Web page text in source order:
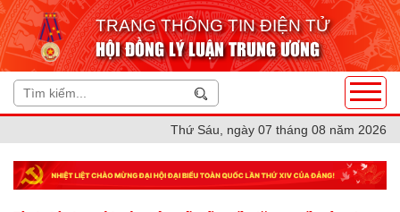
TRANG THÔNG TIN ĐIỆN TỬ
HỘI ĐỒNG LÝ LUẬN TRUNG ƯƠNG
Thứ Sáu, ngày 07 tháng 08 năm 2026